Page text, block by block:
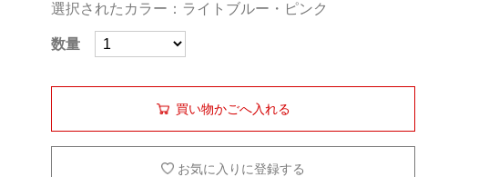
選択されたカラー：ライトブルー・ピンク
数量
買い物かごへ入れる
お気に入りに登録する